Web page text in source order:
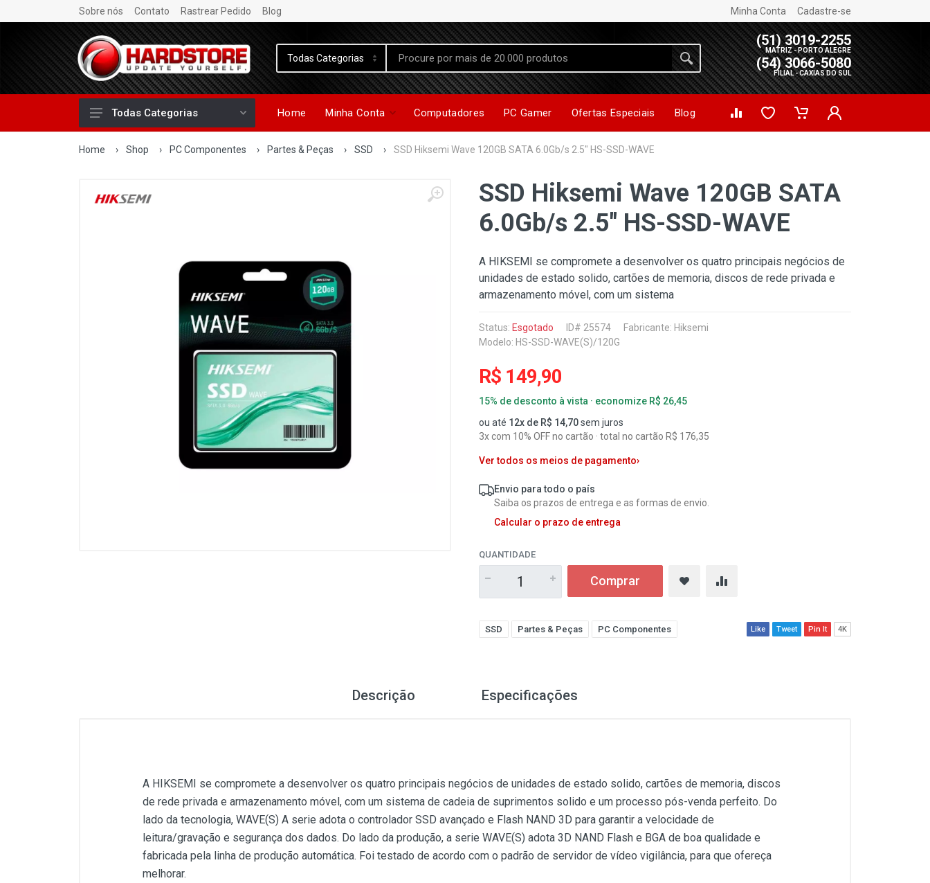
Sobre nós Contato Rastrear Pedido Blog Minha Conta Cadastre-se
(51) 3019-2255
MATRIZ - PORTO ALEGRE
(54) 3066-5080
FILIAL - CAXIAS DO SUL
Todas Categorias Home Minha Conta Computadores PC Gamer Ofertas Especiais Blog
Home › Shop › PC Componentes › Partes & Peças › SSD › SSD Hiksemi Wave 120GB SATA 6.0Gb/s 2.5" HS-SSD-WAVE
SSD Hiksemi Wave 120GB SATA
6.0Gb/s 2.5" HS-SSD-WAVE
A HIKSEMI se compromete a desenvolver os quatro principais negócios de
unidades de estado solido, cartões de memoria, discos de rede privada e
armazenamento móvel, com um sistema
Status: Esgotado ID# 25574 Fabricante: Hiksemi
Modelo: HS-SSD-WAVE(S)/120G
R$ 149,90
15% de desconto à vista · economize R$ 26,45
ou até 12x de R$ 14,70sem juros
3x com 10% OFF no cartão · total no cartão R$ 176,35
Ver todos os meios de pagamento›
Envio para todo o país
Saiba os prazos de entrega e as formas de envio.
Calcular o prazo de entrega
QUANTIDADE
Comprar
SSD Partes & Peças PC Componentes Like Tweet Pin It 4K
Descrição Especificações
A HIKSEMI se compromete a desenvolver os quatro principais negócios de unidades de estado solido, cartões de memoria, discos
de rede privada e armazenamento móvel, com um sistema de cadeia de suprimentos solido e um processo pós-venda perfeito. Do
lado da tecnologia, WAVE(S) A serie adota o controlador SSD avançado e Flash NAND 3D para garantir a velocidade de
leitura/gravação e segurança dos dados. Do lado da produção, a serie WAVE(S) adota 3D NAND Flash e BGA de boa qualidade e
fabricada pela linha de produção automática. Foi testado de acordo com o padrão de servidor de vídeo vigilância, para que ofereça
melhorar.